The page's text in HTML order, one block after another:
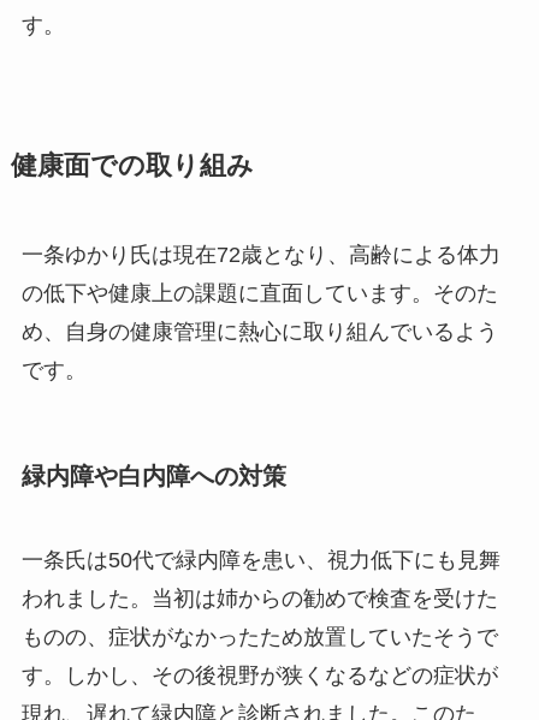
す。
健康面での取り組み
一条ゆかり氏は現在72歳となり、高齢による体力
の低下や健康上の課題に直面しています。そのた
め、自身の健康管理に熱心に取り組んでいるよう
です。
緑内障や白内障への対策
一条氏は50代で緑内障を患い、視力低下にも見舞
われました。当初は姉からの勧めで検査を受けた
ものの、症状がなかったため放置していたそうで
す。しかし、その後視野が狭くなるなどの症状が
現れ、遅れて緑内障と診断されました。このた